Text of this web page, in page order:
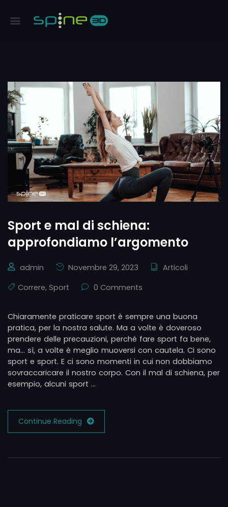
Sport e mal di schiena:
approfondiamo l’argomento
admin Novembre 29, 2023
Articoli
Correre, Sport 0 Comments
Chiaramente praticare sport è sempre una buona
pratica, per la nostra salute. Ma a volte è doveroso
prendere delle precauzioni, perché fare sport fa bene,
ma… sì, a volte è meglio muoversi con cautela. Ci sono
sport e sport. E ci sono momenti in cui non dobbiamo
sovraccaricare il nostro corpo. Con il mal di schiena, per
esempio, alcuni sport …
Continue Reading